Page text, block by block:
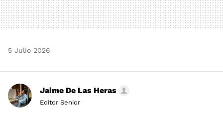
5 Julio 2026
Jaime De Las Heras
Editor Senior